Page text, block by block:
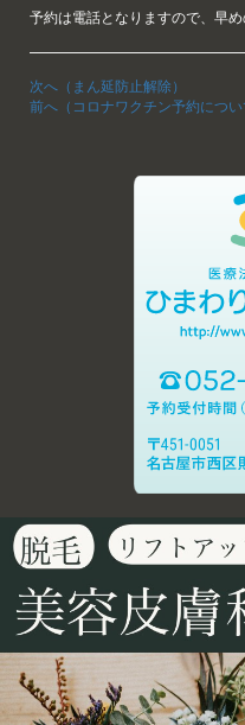
予約は電話となりますので、早め
次へ（まん延防止解除）
前へ（コロナワクチン予約につい